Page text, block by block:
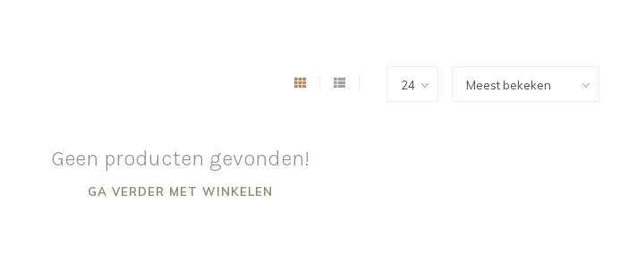
Geen producten gevonden!
GA VERDER MET WINKELEN